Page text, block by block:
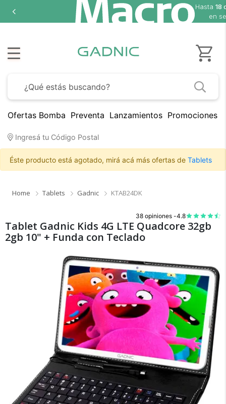
Hasta
Ofertas Bomba Preventa Lanzamientos Promociones
Ingresá tu Código Postal
Éste producto está agotado, mirá acá más ofertas de Tablets
Home Tablets Gadnic KTAB24DK
38 opiniones -4.8
Tablet Gadnic Kids 4G LTE Quadcore 32gb
2gb 10" + Funda con Teclado